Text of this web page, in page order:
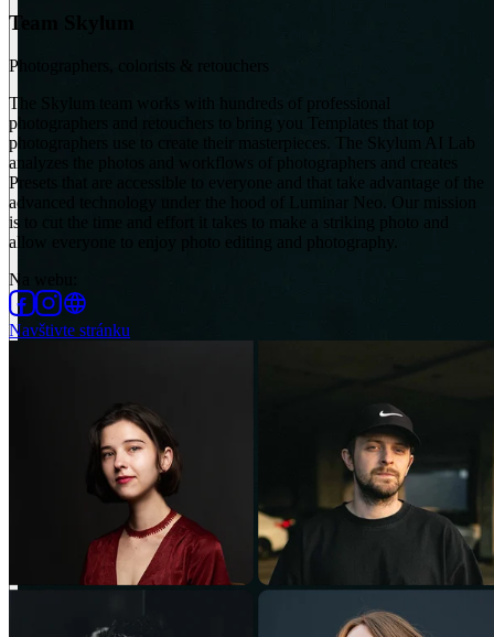
Team Skylum
Photographers, colorists & retouchers
The Skylum team works with hundreds of professional
photographers and retouchers to bring you Templates that top
photographers use to create their masterpieces. The Skylum AI Lab
analyzes the photos and workflows of photographers and creates
Presets that are accessible to everyone and that take advantage of the
advanced technology under the hood of Luminar Neo. Our mission
is to cut the time and effort it takes to make a striking photo and
allow everyone to enjoy photo editing and photography.
Na webu
Navštivte stránku